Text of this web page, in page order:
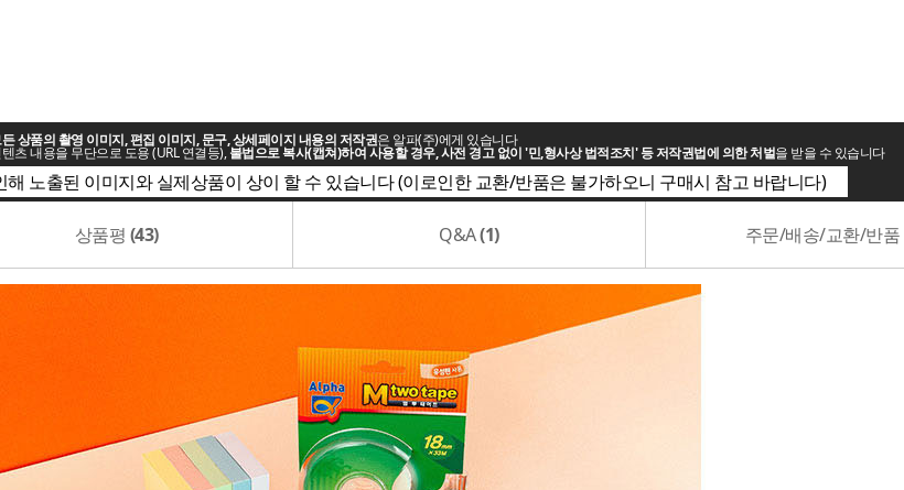
상품의 촬영 이미지, 편집 이미지, 문구, 상세페이지 내용의 저작권은 알파(주)에게 있습니다
츠 내용을 무단으로 도용 (URL 연결등),불법으로 복사(캡쳐)하여 사용할 경우, 사전 경고 없이 '민,형사상 법적조치' 등 저작권법에 의한 처벌을 받을 수 있습니다
해 노출된 이미지와 실제상품이 상이 할 수 있습니다 (이로인한 교환/반품은 불가하오니 구매시 참고 바랍니다)
상품평 (43) Q&A(1) 주문/배송/교환/반품